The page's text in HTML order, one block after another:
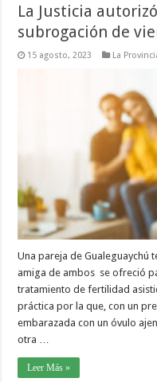
La Justicia
subrogación de
15 agosto, 2023 La
Una pareja de Gualeguaychú
amiga de ambos se ofreció
tratamiento de fertilidad
práctica por la que, con un
embarazada con un óvulo
otra …
Leer Más »